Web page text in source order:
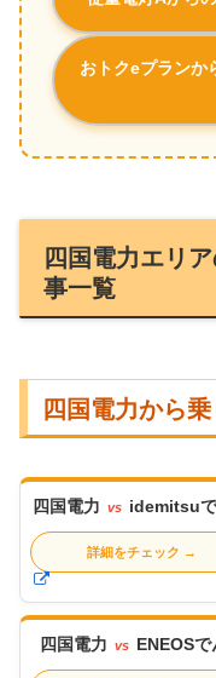
おトクeプランか
四国電力エリ
事一覧
四国電力から
四国電力 vs idemitsu
詳細をチェック →
四国電力 vs ENEOSで